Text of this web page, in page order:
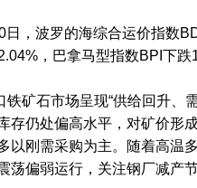
，波罗的海综合运价指数
，巴拿马型指数BPI下跌
石市场呈现“供给回升、
存仍处偏高水平，对矿价形
以刚需采购为主。随着高温
荡偏弱运行，关注钢厂减产